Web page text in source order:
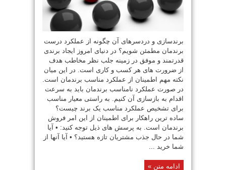
برندسازی و دردسرهای آن چگونه از عملکرد درست
برندمان مطمئن شویم؟ در دنیای امروز ایجاد برندی
قدرتمند و موفق در زمینه جلب نظر مخاطب هدف
از ضرورت های هر کسب و کاری است. در این میان
نکته مهم اطمینان از عملکرد مناسب برندمان است.
در صورت عملکرد نامناسب برندمان باید به سرعت
اقدام به بازسازی آن کنیم. به راستی معیار مناسب
برای تشخیص عملکرد مناسب یک برند چیست؟
ساده ترین راهکار برای اطمینان از این امر فروش
برندمان است. به پرسش های ذیل توجه کنید: • آیا
شما در حال جذب مشتریان تازه هستید؟ • آیا آنها از
شما خرید ...
ادامه متن »